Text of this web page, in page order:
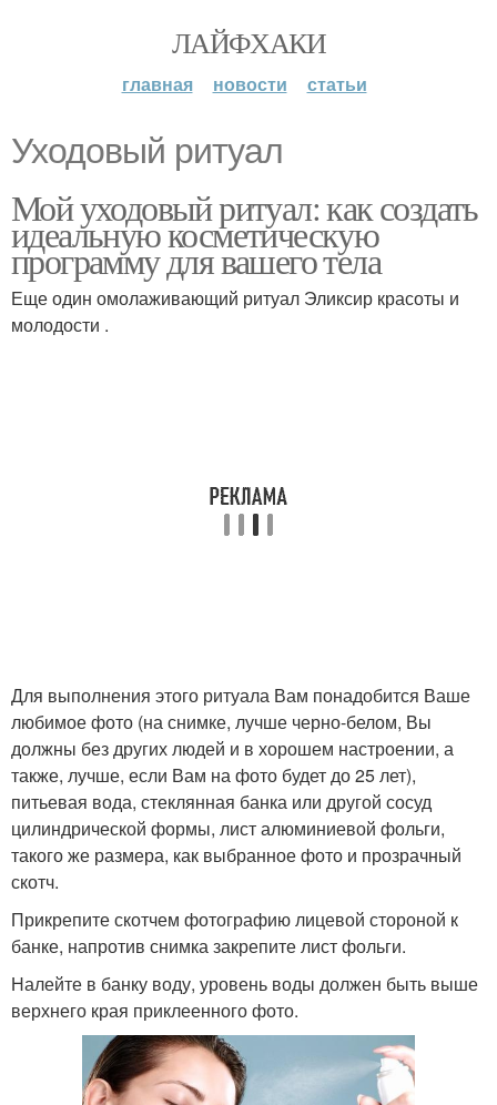
ЛАЙФХАКИ
главная новости статьи
Уходовый ритуал
Мой уходовый ритуал: как создать
идеальную косметическую
программу для вашего тела
Еще один омолаживающий ритуал Эликсир красоты и
молодости .
Для выполнения этого ритуала Вам понадобится Ваше
любимое фото (на снимке, лучше черно-белом, Вы
должны без других людей и в хорошем настроении, а
также, лучше, если Вам на фото будет до 25 лет),
питьевая вода, стеклянная банка или другой сосуд
цилиндрической формы, лист алюминиевой фольги,
такого же размера, как выбранное фото и прозрачный
скотч.
Прикрепите скотчем фотографию лицевой стороной к
банке, напротив снимка закрепите лист фольги.
Налейте в банку воду, уровень воды должен быть выше
верхнего края приклеенного фото.